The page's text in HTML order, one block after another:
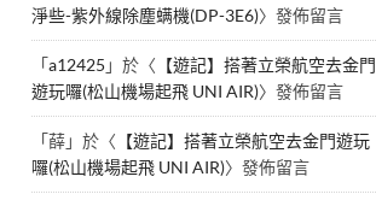
淨些-紫外線除塵螨機(DP-3E6)〉發佈留言
「a12425 」於〈 【遊記】搭著立榮航空去金門
遊玩囉(松山機場起飛 UNI AIR)〉發佈留言
「薛」於〈 【遊記】搭著立榮航空去金門遊玩
囉(松山機場起飛 UNI AIR)〉發佈留言